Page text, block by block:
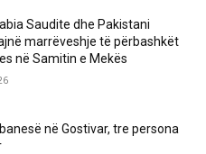
Saudite dhe Pakistani
marrëveshje të përbashkët
në Samitin e Mekës
në Gostivar, tre persona